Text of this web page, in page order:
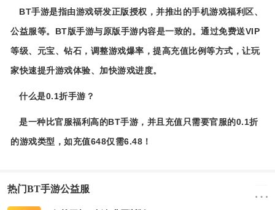
BT手游是指由游戏研发正版授权，并推出的手机游戏福利区、
公益服等。BT版手游与原版手游内容是一致的。通过免费送VIP
等级、元宝、钻石，调整游戏爆率，提高充值比例等方式，让玩
家快速提升游戏体验、加快游戏进度。
什么是0.1折手游？
是一种比官服福利高的BT手游，并且充值只需要官服的0.1折
的游戏类型，如充值648仅需6.48！
热门BT手游公益服